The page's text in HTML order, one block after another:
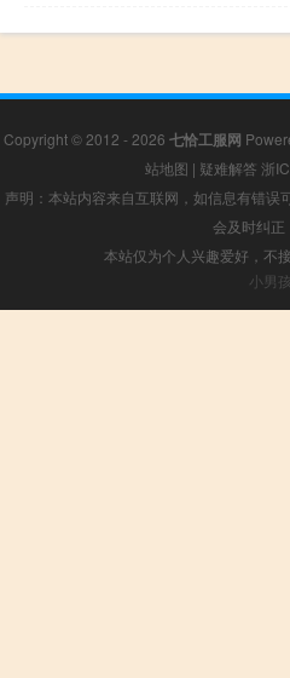
Copyright © 2012 - 2026 七恰工服网
站地图 | 疑难解答 浙
声明：本站内容来自互联网，如信息有错
会及时纠正
本站仅为个人兴趣爱好，不
小男孩